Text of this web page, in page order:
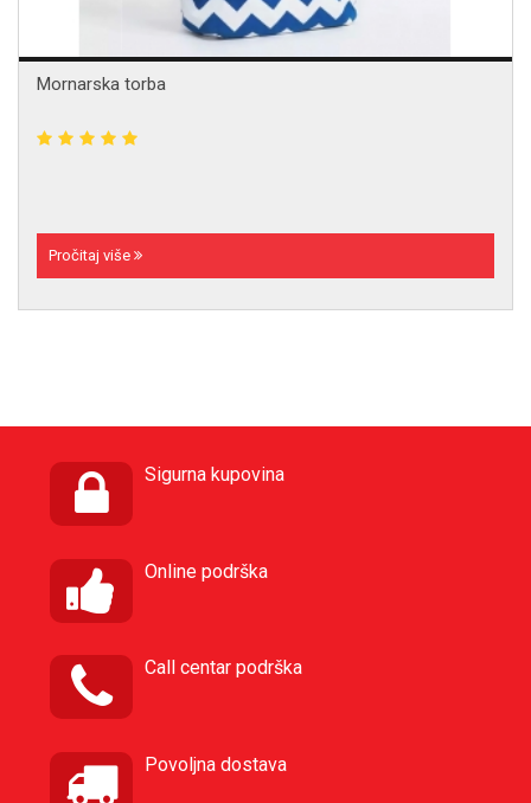
Mornarska torba
Pročitaj više
Sigurna kupovina
Online podrška
Call centar podrška
Povoljna dostava